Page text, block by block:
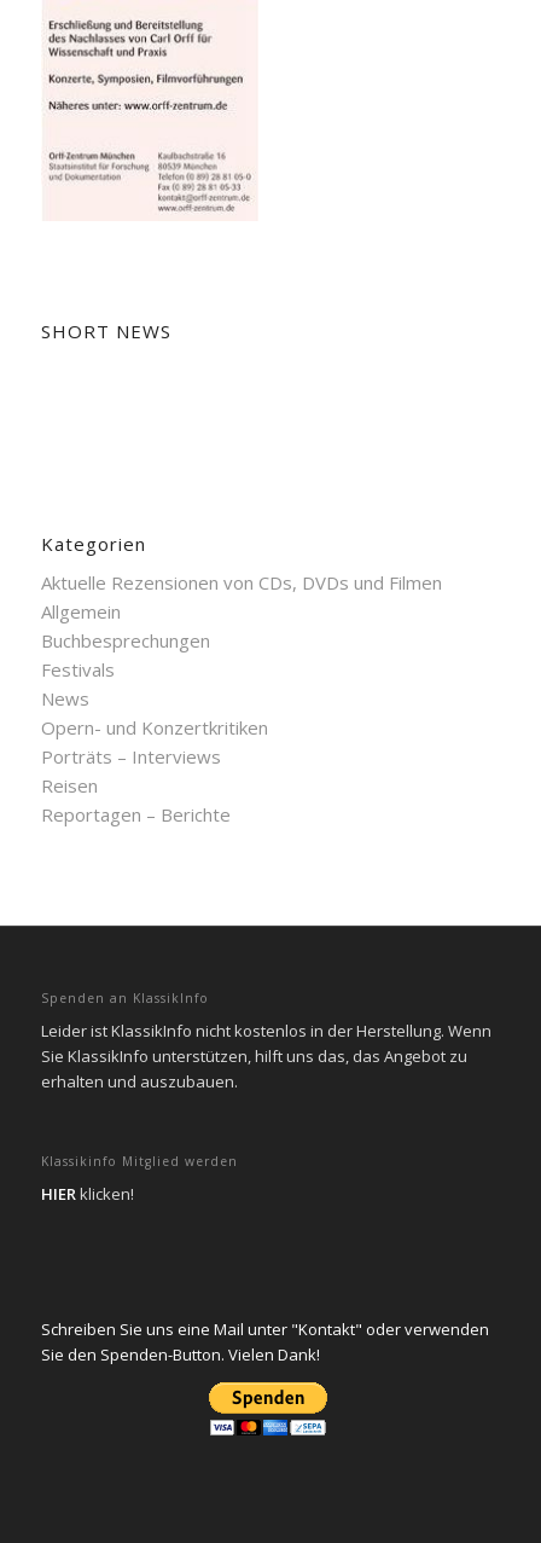
SHORT NEWS
Kategorien
Aktuelle Rezensionen von CDs, DVDs und Filmen
Allgemein
Buchbesprechungen
Festivals
News
Opern- und Konzertkritiken
Porträts – Interviews
Reisen
Reportagen – Berichte
Spenden an KlassikInfo
Leider ist KlassikInfo nicht kostenlos in der Herstellung. Wenn
Sie KlassikInfo unterstützen, hilft uns das, das Angebot zu
erhalten und auszubauen.
Klassikinfo Mitglied werden
HIERklicken!
Schreiben Sie uns eine Mail unter "Kontakt" oder verwenden
Sie den Spenden-Button. Vielen Dank!